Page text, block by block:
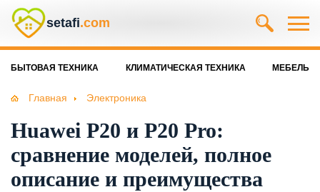
setafi.com
БЫТОВАЯ ТЕХНИКА КЛИМАТИЧЕСКАЯ ТЕХНИКА МЕБЕЛЬ
Главная Электроника
Huawei P20 и P20 Pro:
сравнение моделей, полное
описание и преимущества